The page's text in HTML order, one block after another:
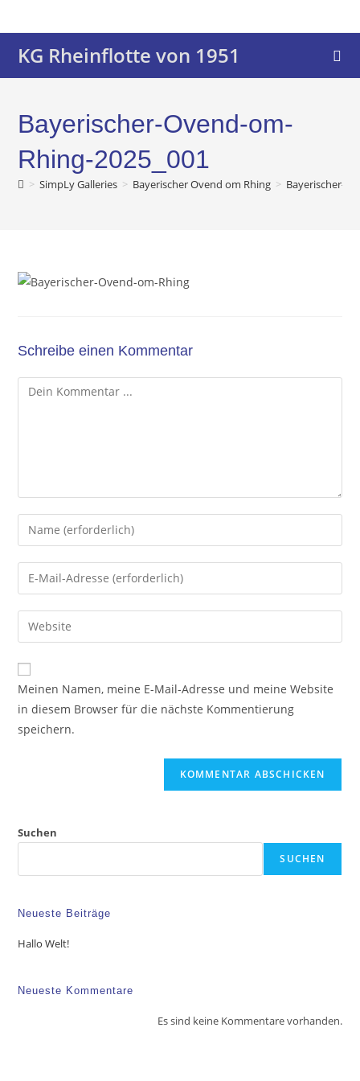
KG Rheinflotte von 1951
Bayerischer-Ovend-om-
Rhing-2025_001
> SimpLy Galleries > Bayerischer Ovend om Rhing > Bayerischer-
Schreibe einen Kommentar
Meinen Namen, meine E-Mail-Adresse und meine Website
in diesem Browser für die nächste Kommentierung
speichern.
Suchen
SUCHEN
Neueste Beiträge
Hallo Welt!
Neueste Kommentare
Es sind keine Kommentare vorhanden.